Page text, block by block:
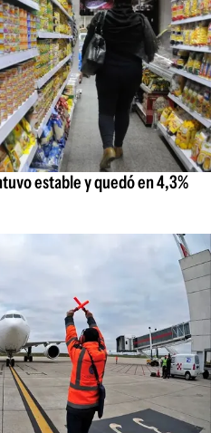
estable y quedó en 4,3%